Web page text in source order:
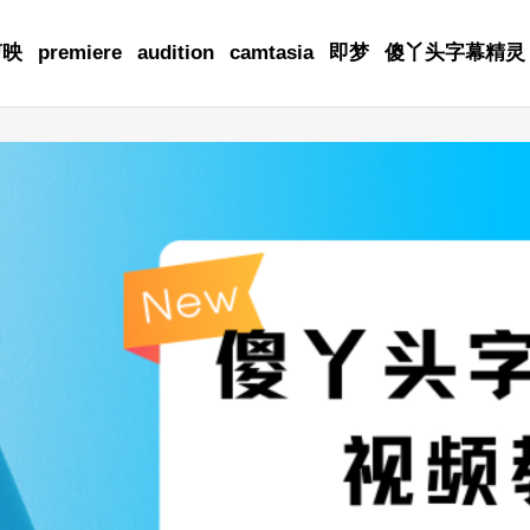
premiere audition camtasia 即梦 傻丫头字幕精灵